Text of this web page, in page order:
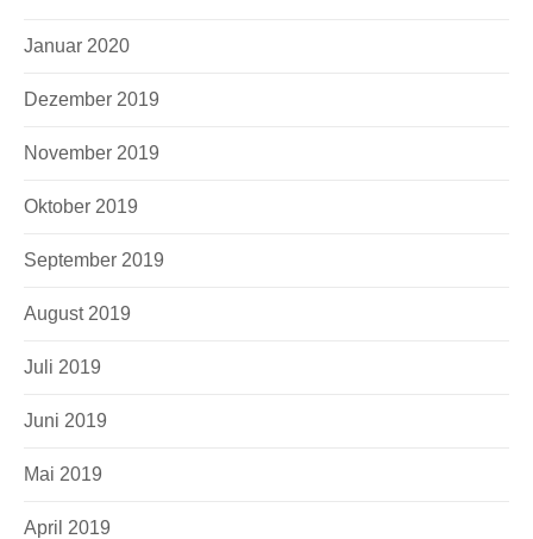
Januar 2020
Dezember 2019
November 2019
Oktober 2019
September 2019
August 2019
Juli 2019
Juni 2019
Mai 2019
April 2019